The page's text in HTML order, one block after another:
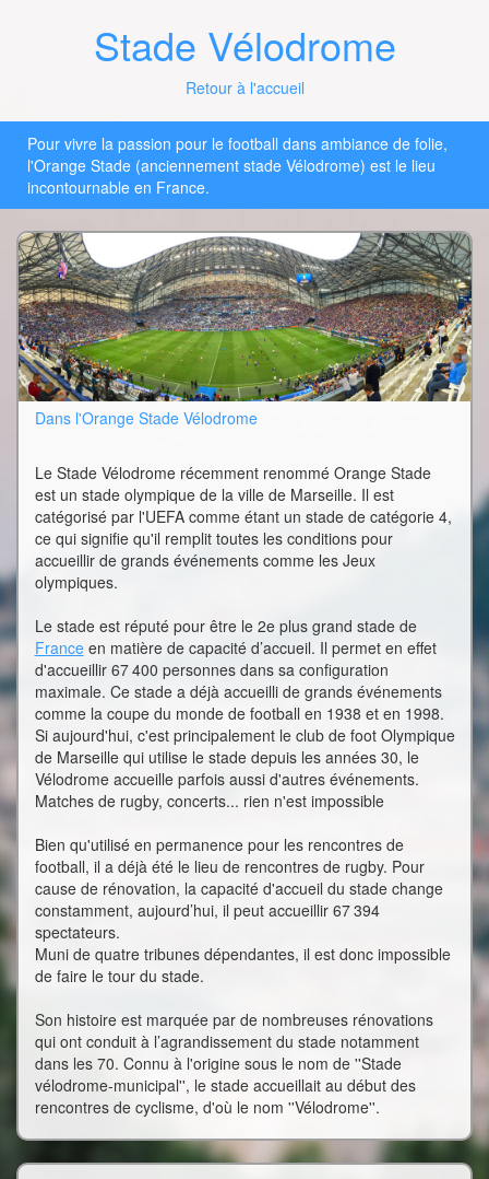
Stade Vélodrome
Retour à l'accueil
Pour vivre la passion pour le football dans ambiance de folie,
l'Orange Stade (anciennement stade Vélodrome) est le lieu
incontournable en France.
Dans l'Orange Stade Vélodrome
Le Stade Vélodrome récemment renommé Orange Stade
est un stade olympique de la ville de Marseille. Il est
catégorisé par l'UEFA comme étant un stade de catégorie 4,
ce qui signifie qu'il remplit toutes les conditions pour
accueillir de grands événements comme les Jeux
olympiques.
Le stade est réputé pour être le 2e plus grand stade de
Franceen matière de capacité d’accueil. Il permet en effet
d'accueillir 67 400 personnes dans sa configuration
maximale. Ce stade a déjà accueilli de grands événements
comme la coupe du monde de football en 1938 et en 1998.
Si aujourd'hui, c'est principalement le club de foot Olympique
de Marseille qui utilise le stade depuis les années 30, le
Vélodrome accueille parfois aussi d'autres événements.
Matches de rugby, concerts... rien n'est impossible
Bien qu'utilisé en permanence pour les rencontres de
football, il a déjà été le lieu de rencontres de rugby. Pour
cause de rénovation, la capacité d'accueil du stade change
constamment, aujourd’hui, il peut accueillir 67 394
spectateurs.
Muni de quatre tribunes dépendantes, il est donc impossible
de faire le tour du stade.
Son histoire est marquée par de nombreuses rénovations
qui ont conduit à l’agrandissement du stade notamment
dans les 70. Connu à l'origine sous le nom de ''Stade
vélodrome-municipal'', le stade accueillait au début des
rencontres de cyclisme, d'où le nom ''Vélodrome''.